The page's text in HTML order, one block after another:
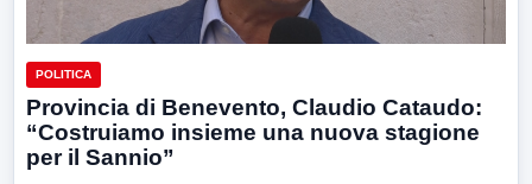
POLITICA
Provincia di Benevento, Claudio Cataudo:
“Costruiamo insieme una nuova stagione
per il Sannio”